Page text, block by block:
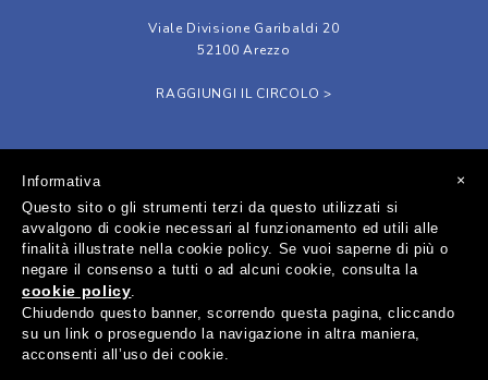
Viale Divisione Garibaldi 20
52100 Arezzo
RAGGIUNGI IL CIRCOLO >
Circolo Tennis Giotto A.S.D. - Sede Legale in Via Lorenzo Viani, 1
52100 Arezzo - P.Iva 01712020518 - C.F. 92001650511
© 2026 Tennis Giotto Made by
×
Informativa
Questo sito o gli strumenti terzi da questo utilizzati si
avvalgono di cookie necessari al funzionamento ed utili alle
finalità illustrate nella cookie policy. Se vuoi saperne di più o
negare il consenso a tutti o ad alcuni cookie, consulta la
cookie policy.
Chiudendo questo banner, scorrendo questa pagina, cliccando
su un link o proseguendo la navigazione in altra maniera,
acconsenti all’uso dei cookie.